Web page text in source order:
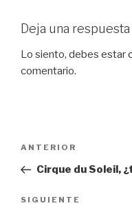
Deja una respuesta
Lo siento, debes estar
comentario.
entradas
Entrada
anterior:
ANTERIOR
Cirque du Soleil,
Siguiente
SIGUIENTE